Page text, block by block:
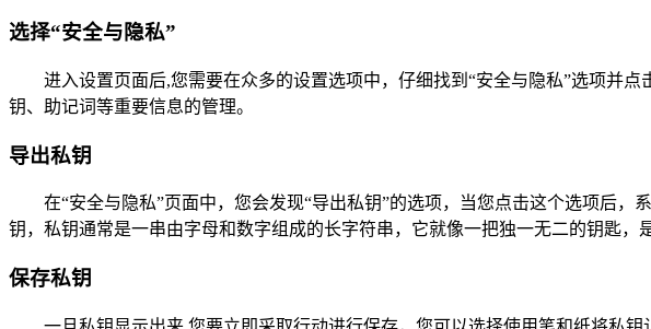
选择“安全与隐私”
进入设置页面后,您需要在众多的设置选项中，仔细找到“安全与隐私”选项并
钥、助记词等重要信息的管理。
导出私钥
在“安全与隐私”页面中，您会发现“导出私钥”的选项，当您点击这个选项后
钥，私钥通常是一串由字母和数字组成的长字符串，它就像一把独一无二的钥匙，
保存私钥